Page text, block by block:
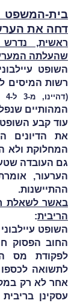
בית-המשפט
דחה את
ראשית, נדרש
שהעלתה
השופט
רשות המיסים
(דהיינו, מ-3 ל-4 שנים)
המהותיים
עוד קבע
את הדיונים
המחלוקת ולא
גם העובדה
הערעור,
ההתיישנות.
באשר לשאלת
הריבית:
השופט
לפקודת מס
לתשואה
אחר לא רק
עסקינן